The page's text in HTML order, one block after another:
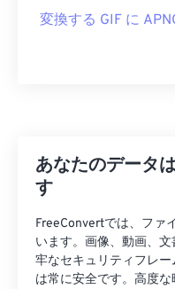
変換する GIF に
あなたのデータ
す
FreeConvertでは、ファ
います。画像、動画、
牢なセキュリティフレ
は常に安全です。高度な